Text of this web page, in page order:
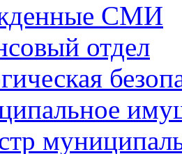
СМИ
отдел